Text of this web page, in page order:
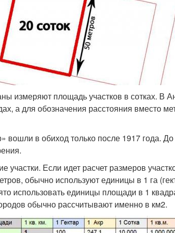
измеряют площадь участков в сотках.
а для обозначения расстояния вместо
вошли в обиход только после 1917 года. До
Если идет расчет размеров
обычно используют единицы в 1 га
использовать единицы площади в 1
обычно рассчитывают именно в км2.